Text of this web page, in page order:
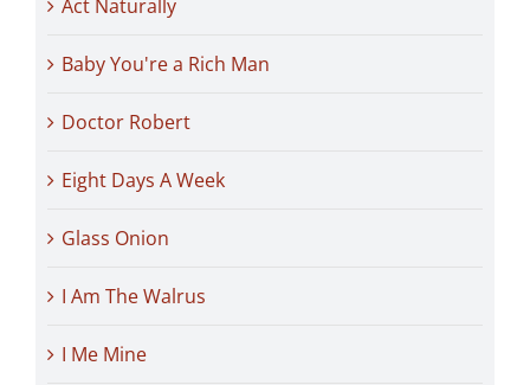
Act Naturally
Baby You're a Rich Man
Doctor Robert
Eight Days A Week
Glass Onion
I Am The Walrus
I Me Mine